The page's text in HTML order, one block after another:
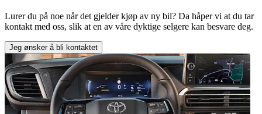
Lurer du på noe når det gjelder kjøp av ny bil? Da håper vi at du tar
kontakt med oss, slik at en av våre dyktige selgere kan besvare deg.
Jeg ønsker å bli kontaktet